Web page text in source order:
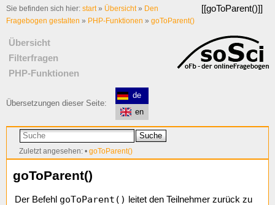
[[goToParent()]]
Sie befinden sich hier: start» Übersicht» Den
Fragebogen gestalten » PHP-Funktionen » goToParent()
Übersicht
Filterfragen
PHP-Funktionen
Übersetzungen dieser Seite:
de
en
Suche
Zuletzt angesehen: • goToParent()
goToParent()
Der Befehl goToParent()
leitet den Teilnehmer zurück zu